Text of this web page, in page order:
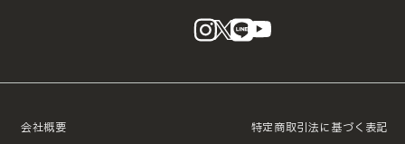
instagram
X LINE
会社概要 特定商取引法に基づく表記